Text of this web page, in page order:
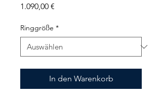
1.090,00 €
Ringgröße *
In den Warenkorb